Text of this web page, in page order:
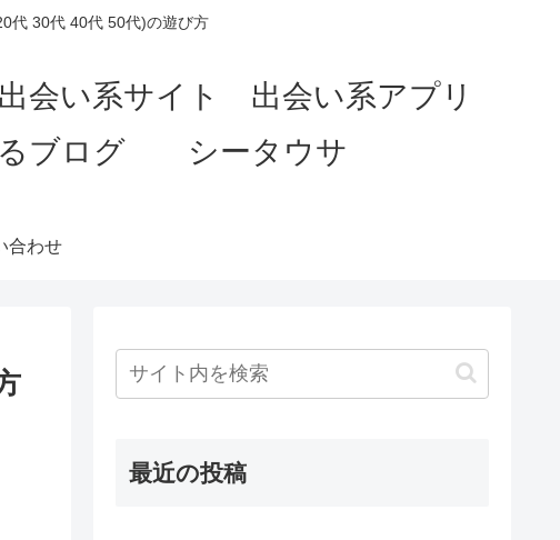
代 30代 40代 50代)の遊び方
会い系サイト 出会い系アプリ
るブログ シータウサ
合わせ
最近の投稿